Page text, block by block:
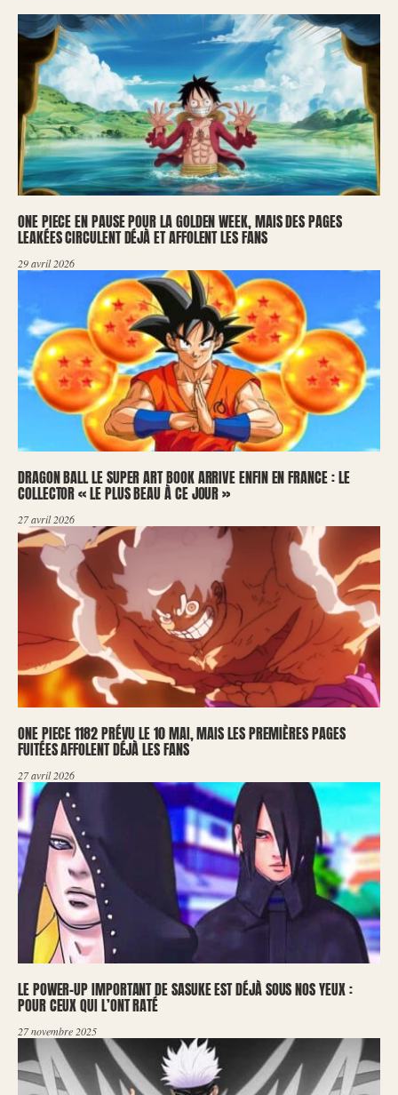
ONE PIECE EN PAUSE POUR LA GOLDEN WEEK, MAIS DES PAGES
LEAKÉES CIRCULENT DÉJÀ ET AFFOLENT LES FANS
29 avril 2026
DRAGON BALL LE SUPER ART BOOK ARRIVE ENFIN EN FRANCE : LE
COLLECTOR « LE PLUS BEAU À CE JOUR »
27 avril 2026
ONE PIECE 1182 PRÉVU LE 10 MAI, MAIS LES PREMIÈRES PAGES
FUITÉES AFFOLENT DÉJÀ LES FANS
27 avril 2026
LE POWER-UP IMPORTANT DE SASUKE EST DÉJÀ SOUS NOS YEUX :
POUR CEUX QUI L’ONT RATÉ
27 novembre 2025